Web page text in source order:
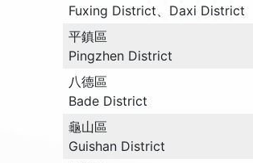
Fuxing District、Daxi District
平鎮區
Pingzhen District
八德區
Bade District
龜山區
Guishan District